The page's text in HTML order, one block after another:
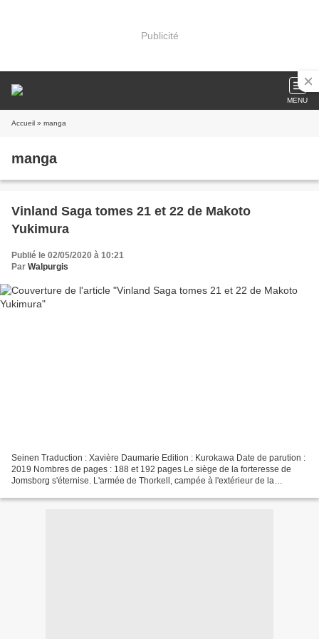
Publicité
MENU
Accueil » manga
manga
Vinland Saga tomes 21 et 22 de Makoto
Yukimura
Publié le 02/05/2020 à 10:21
Par Walpurgis
Seinen Traduction : Xavière Daumarie Edition : Kurokawa Date de parution :
2019 Nombres de pages : 188 et 192 pages Le siège de la forteresse de
Jomsborg s'éternise. L'armée de Thorkell, campée à l'extérieur de la